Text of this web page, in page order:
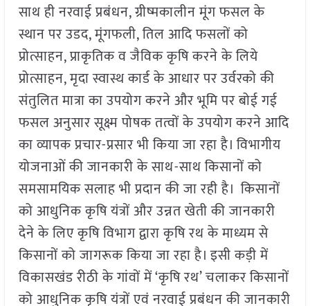
साथ ही नरवाई प्रबंधन, ग्रीष्मकालीन मूंग फसल के
स्थान पर उडद, मूंगफली, तिल आदि फसलों को
प्रोत्साहन, प्राकृतिक व जैविक कृषि करने के लिये
प्रोत्साहन, मृदा स्वास्थ कार्ड के आधार पर उर्वरको की
संतुलित मात्रा का उपयोग करने और भूमि पर बोई गई
फसल अनुसार सूक्ष्म पोषक तत्वों के उपयोग करने आदि
का व्यापक प्रचार-प्रसार भी किया जा रहा है। विभागीय
योजनाओं की जानकारी के साथ-साथ किसानों को
समसामयिक सलाह भी प्रदान की जा रही है। किसानों
को आधुनिक कृषि यंत्रों और उन्नत खेती की जानकारी
देने के लिए कृषि विभाग द्वारा कृषि रथ के माध्यम से
किसानों को जागरूक किया जा रहा है। इसी कड़ी में
विकासखंड रीठी के गांवों में ‘कृषि रथ’ चलाकर किसानों
को आधुनिक कृषि यंत्रों एवं नरवाई प्रबंधन की जानकारी